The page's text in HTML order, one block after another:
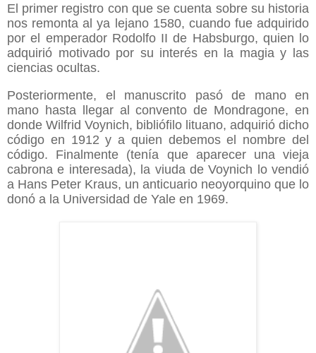
El primer registro con que se cuenta sobre su historia
nos remonta al ya lejano 1580, cuando fue adquirido
por el emperador Rodolfo II de Habsburgo, quien lo
adquirió motivado por su interés en la magia y las
ciencias ocultas.
Posteriormente, el manuscrito pasó de mano en
mano hasta llegar al convento de Mondragone, en
donde Wilfrid Voynich, bibliófilo lituano, adquirió dicho
código en 1912 y a quien debemos el nombre del
código. Finalmente (tenía que aparecer una vieja
cabrona e interesada), la viuda de Voynich lo vendió
a Hans Peter Kraus, un anticuario neoyorquino que lo
donó a la Universidad de Yale en 1969.